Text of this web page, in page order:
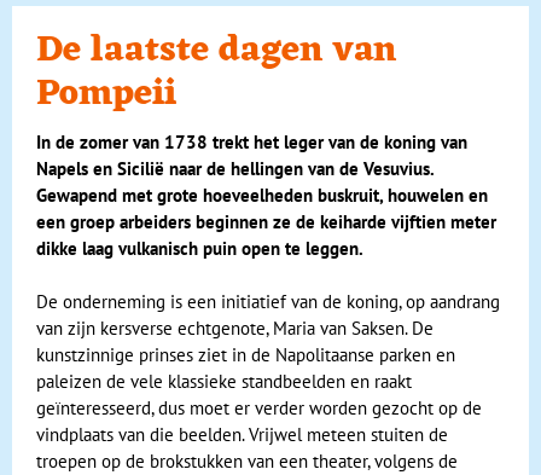
De laatste dagen van
Pompeii
In de zomer van 1738 trekt het leger van de koning van
Napels en Sicilië naar de hellingen van de Vesuvius.
Gewapend met grote hoeveelheden buskruit, houwelen en
een groep arbeiders beginnen ze de keiharde vijftien meter
dikke laag vulkanisch puin open te leggen.
De onderneming is een initiatief van de koning, op aandrang
van zijn kersverse echtgenote, Maria van Saksen. De
kunstzinnige prinses ziet in de Napolitaanse parken en
paleizen de vele klassieke standbeelden en raakt
geïnteresseerd, dus moet er verder worden gezocht op de
vindplaats van die beelden. Vrijwel meteen stuiten de
troepen op de brokstukken van een theater, volgens de